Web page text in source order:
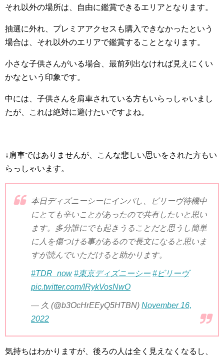
それ以外の場所は、自由に鑑賞できるエリアとなります。
抽選に外れ、プレミアアクセスも購入できなかったという
場合は、それ以外のエリアで鑑賞することとなります。
小さな子供さんがいる場合、最前列出なければ見えにくい
かなという印象です。
中には、子供さんを肩車されている方もいらっしゃいまし
たが、これは絶対に避けたいですよね。
↓肩車ではありませんが、こんな悲しい思いをされた方もい
らっしゃいます。
本日ディズニーシーにインパし、ビリーヴ待機中
にとても辛いことがあったので共有したいと思い
ます。多分誰にでも起きうることだと思うし簡単
に人を傷つける事があるので長文になると思いま
すが読んでいただけると助かります。
#TDR_now #東京ディズニーシー #ビリーヴ
pic.twitter.com/IRykVosNwO
— 久 (@b3OcHrEEyQ5HTBN) November 16,
2022
気持ちはわかりますが、後ろの人は全く見えなくなるし、